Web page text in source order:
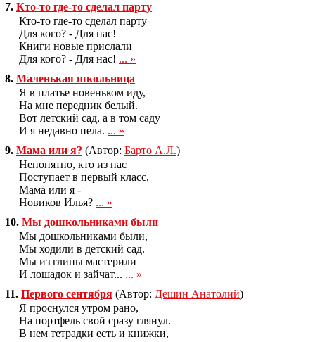
7. Кто-то где-то сделал парту
Кто-то где-то сделал парту
Для кого? - Для нас!
Книги новые прислали
Для кого? - Для нас! ... »
8. Маленькая школьница
Я в платье новеньком иду,
На мне передник белый.
Вот летский сад, а в том саду
И я недавно пела. ... »
9. Мама или я? (Автор: Барто А.Л.)
Непонятно, кто из нас
Поступает в первый класс,
Мама или я -
Новиков Илья? ... »
10. Мы дошкольниками были
Мы дошкольниками были,
Мы ходили в детский сад.
Мы из глины мастерили
И лошадок и зайчат... ... »
11. Первого сентября (Автор: Дешин Анатолий)
Я проснулся утром рано,
На портфель свой сразу глянул.
В нем тетрадки есть и книжки,